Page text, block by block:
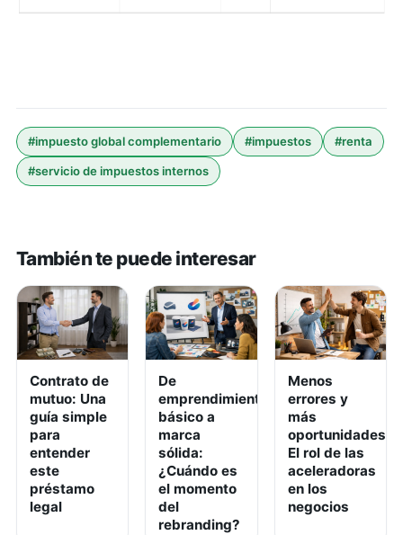
#impuesto global complementario #impuestos #renta
#servicio de impuestos internos
También te puede interesar
Contrato de
mutuo: Una
guía simple
para
entender
este
préstamo
legal
De
emprendimiento
básico a
marca
sólida:
¿Cuándo es
el momento
del
rebranding?
Menos
errores y
más
oportunidades:
El rol de las
aceleradoras
en los
negocios